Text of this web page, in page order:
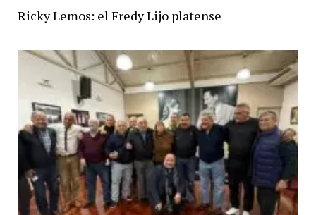
Ricky Lemos: el Fredy Lijo platense